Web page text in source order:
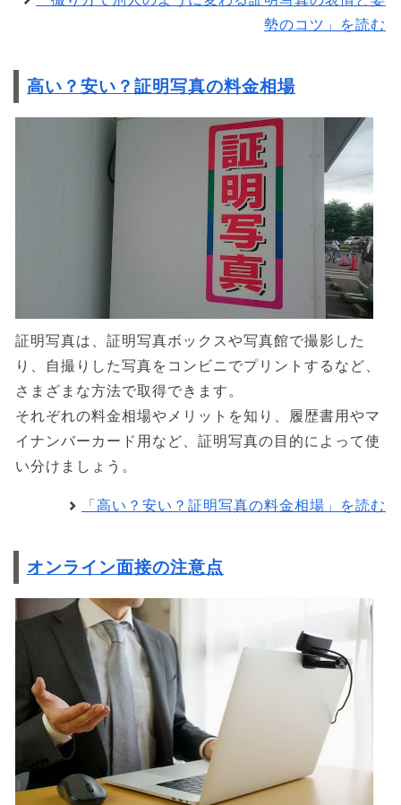
勢のコツ」を読む
高い？安い？証明写真の料金相場
証明写真は、証明写真ボックスや写真館で撮影した
り、自撮りした写真をコンビニでプリントするなど、
さまざまな方法で取得できます。
それぞれの料金相場やメリットを知り、履歴書用やマ
イナンバーカード用など、証明写真の目的によって使
い分けましょう。
「高い？安い？証明写真の料金相場」を読む
オンライン面接の注意点